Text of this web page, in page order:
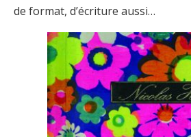
de format, d’écriture aussi…